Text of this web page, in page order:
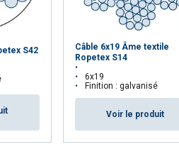
S42
Câble 6x19 Âme textile
Ropetex S14
6x19
Finition : galvanisé
Voir le produit